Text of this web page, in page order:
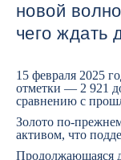
новой
чего ждать
15 февраля 2025
отметки — 2 921
сравнению с
Золото по-
активом, что
Продолжающаяся